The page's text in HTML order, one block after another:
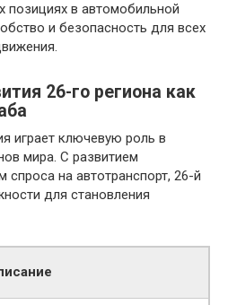
позициях в автомобильной
и безопасность для всех
26-го региона как
играет ключевую роль в
мира. С развитием
спроса на автотранспорт, 26-й
для становления